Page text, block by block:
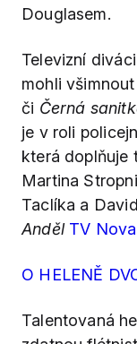
Douglasem.
Televizní
mohli
či Černá
je v roli
která doplňuje
Martina
Taclíka a
Anděl TV Nova
O HELENĚ
Talentovaná